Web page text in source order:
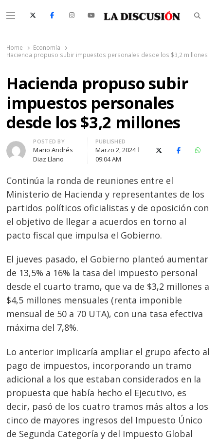
Menu
Home
Economía
Hacienda propuso subir impuestos personales desde los $3,2 millones
Hacienda propuso subir
impuestos personales
desde los $3,2 millones
Author
POSTED BY
Mario Andrés
Diaz Llano
PUBLISHED
Marzo 2, 2024
09:04 AM
X (Twitter)Facebook
Continúa la ronda de reuniones entre el
Ministerio de Hacienda y representantes de los
partidos políticos oficialistas y de oposición con
el objetivo de llegar a acuerdos en torno al
pacto fiscal que impulsa el Gobierno.
El jueves pasado, el Gobierno planteó aumentar
de 13,5% a 16% la tasa del impuesto personal
desde el cuarto tramo, que va de $3,2 millones a
$4,5 millones mensuales (renta imponible
mensual de 50 a 70 UTA), con una tasa efectiva
máxima del 7,8%.
Lo anterior implicaría ampliar el grupo afecto al
pago de impuestos, incorporando un tramo
adicional a los que estaban considerados en la
propuesta que había hecho el Ejecutivo, es
decir, pasó de los cuatro tramos más altos a los
cinco de mayores ingresos del Impuesto Único
de Segunda Categoría y del Impuesto Global